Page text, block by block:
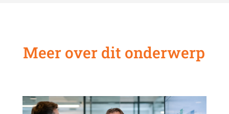
Meer over dit onderwerp